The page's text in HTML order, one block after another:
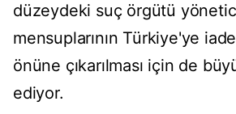
düzeydeki suç örgütü
mensuplarının Türkiye'ye
önüne çıkarılması için de
ediyor.